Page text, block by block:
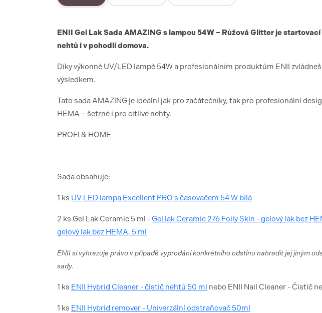
ENII Gel Lak Sada AMAZING s lampou 54W – Růžová Glitter je
nehtů i v pohodlí domova.
Díky výkonné UV/LED lampě 54W a profesionálním produktům ENII
výsledkem.
Tato sada AMAZING je ideální jak pro začátečníky, tak pro profesionální
HEMA – šetrné i pro citlivé nehty.
PROFI & HOME
Sada obsahuje:
1 ks UV LED lampa Excellent PRO s časovačem 54 W bílá
2 ks Gel Lak Ceramic 5 ml - Gel lak Ceramic 276 Foily Skin - gelový lak bez
gelový lak bez HEMA, 5 ml
ENII si vyhrazuje právo v případě vyprodání konkrétního odstínu nahradit jej jiným
sady.
1 ks ENII Hybrid Cleaner - čistič nehtů 50 ml nebo ENII Nail Cleaner - Čistič
1 ks ENII Hybrid remover - Univerzální odstraňovač 50ml